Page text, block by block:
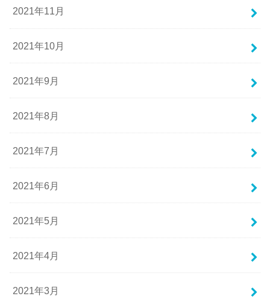
2021年11月
2021年10月
2021年9月
2021年8月
2021年7月
2021年6月
2021年5月
2021年4月
2021年3月